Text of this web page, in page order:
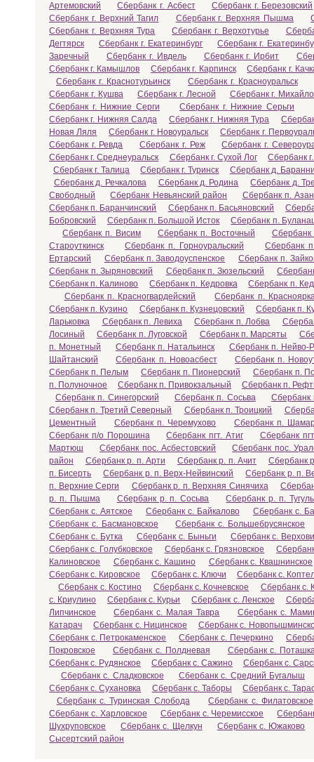
Артемовский
Сбербанк г. Асбест
Сбербанк г. Березовский
Сбербанк г. Верхний Тагил
Сбербанк г. Верхняя Пышма
Сбербанк г. Верхняя Тура
Сбербанк г. Верхотурье
Дегтярск
Сбербанк г. Екатеринбург
Сбербанк г.
Заречный
Сбербанк г. Ивдель Сбербанк г. Ирбит
Сбербанк г. Камышлов
Сбербанк г. Карпинск
Сбербанк г.
Сбербанк г. Краснотурьинск
Сбербанк г. Красноуральск
Сбербанк г. Кушва
Сбербанк г. Лесной
Сбербанк г.
Сбербанк г. Нижние Серги
Сбербанк г. Нижние Серьги
Сбербанк г. Нижняя Салда
Сбербанк г. Нижняя Тура
Новая Ляля
Сбербанк г. Новоуральск
Сбербанк г.
Сбербанк г. Ревда
Сбербанк г. Реж
Сбербанк г.
Сбербанк г. Среднеуральск
Сбербанк г. Сухой Лог
Сбербанк
Сбербанк г. Талица
Сбербанк г. Туринск
Сбербанк д.
Сбербанк д. Речкалова
Сбербанк д. Родина
Сбербанк д.
Свободный
Сбербанк Невьянский район
Сбербанк п.
Сбербанк п. Баранчинский
Сбербанк п. Басьяновский
Бобровский
Сбербанк п. Большой Исток
Сбербанк п.
Сбербанк п. Висим
Сбербанк п. Восточный
Сбербанк
Староуткинск
Сбербанк п. Горноуральский
Сбербанк
Ертарский
Сбербанк п. Заводоуспенское
Сбербанк п.
Сбербанк п. Зыряновский
Сбербанк п. Зюзельский
Сбербанк п. Калиново
Сбербанк п. Кедровка
Сбербанк п.
Сбербанк п. Красногвардейский
Сбербанк п.
Сбербанк п. Кузино
Сбербанк п. Кузнецовский
Сбербанк п.
Ларьковка
Сбербанк п. Левиха Сбербанк п. Лобва
Лосиный
Сбербанк п. Луговской Сбербанк п. Марсяты
п. Монетный
Сбербанк п. Натальинск
Сбербанк п. Нейво-
Шайтанский
Сбербанк п. Новоасбест
Сбербанк п.
Сбербанк п. Пелым
Сбербанк п. Пионерский
Сбербанк п.
п. Полуночное
Сбербанк п. Привокзальный
Сбербанк п.
Сбербанк п. Синегорский
Сбербанк п. Сосьва
Сбербанк
Сбербанк п. Третий Северный
Сбербанк п. Троицкий
Цементный
Сбербанк п. Черемухово
Сбербанк п.
Сбербанк п/о Порошина
Сбербанк пгт. Атиг
Сбербанк
Мартюш
Сбербанк пос. Асбестовский
Сбербанк пос.
район
Сбербанк р. п. Арти Сбербанк р. п. Ачит
Сбербанк
п. Бисерть
Сбербанк р. п. Верх-Нейвинский
Сбербанк р. п.
п. Верхние Серги
Сбербанк р. п. Верхняя Синячиха
р. п. Пышма
Сбербанк р. п. Сосьва
Сбербанк р. п.
Сбербанк с. Аятское
Сбербанк с. Байкалово
Сбербанк с.
Сбербанк с. Басмановское
Сбербанк с. Большебрусянское
Сбербанк с. Бутка
Сбербанк с. Быньги
Сбербанк с.
Сбербанк с. Голубковское
Сбербанк с. Грязновское
Калиновское
Сбербанк с. Кашино
Сбербанк с. Квашнинское
Сбербанк с. Кировское
Сбербанк с. Ключи
Сбербанк с.
Сбербанк с. Костино
Сбербанк с. Кочневское
Сбербанк с.
с. Криулино
Сбербанк с. Курьи Сбербанк с. Ленское
Липчинское
Сбербанк с. Малая Тавра
Сбербанк с.
Катарач
Сбербанк с. Ницинское
Сбербанк с.
Сбербанк с. Петрокаменское
Сбербанк с. Печеркино
Покровское
Сбербанк с. Полдневая
Сбербанк с.
Сбербанк с. Рудянское
Сбербанк с. Сажино
Сбербанк с.
Сбербанк с. Сладковское
Сбербанк с. Средний Бугалыш
Сбербанк с. Сухановка
Сбербанк с. Таборы
Сбербанк с.
Сбербанк с. Туринская Слобода
Сбербанк с. Филатовское
Сбербанк с. Харловское
Сбербанк с. Черемисское
Шухруповское
Сбербанк с. Щелкун
Сбербанк с. Южаково
Сысертский район